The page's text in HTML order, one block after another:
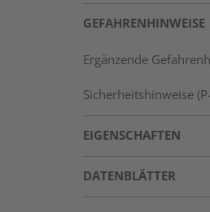
GEFAHRENHINWEISE
Ergänzende
Sicherheitshinweise
EIGENSCHAFTEN
DATENBLÄTTER